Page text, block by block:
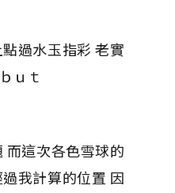
過水玉指彩 老實
ｕｔ
而這次各色雪球的
我計算的位置 因